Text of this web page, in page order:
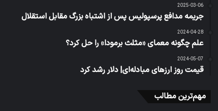
2025-03-06
جریمه مدافع پرسپولیس پس از اشتباه بزرگ مقابل استقلال
2024-04-28
علم چگونه معمای «مثلث برمودا» را حل کرد؟
2024-05-07
قیمت روز ارزهای مبادله‌ای| دلار رشد کرد
مهم‌ترین مطالب